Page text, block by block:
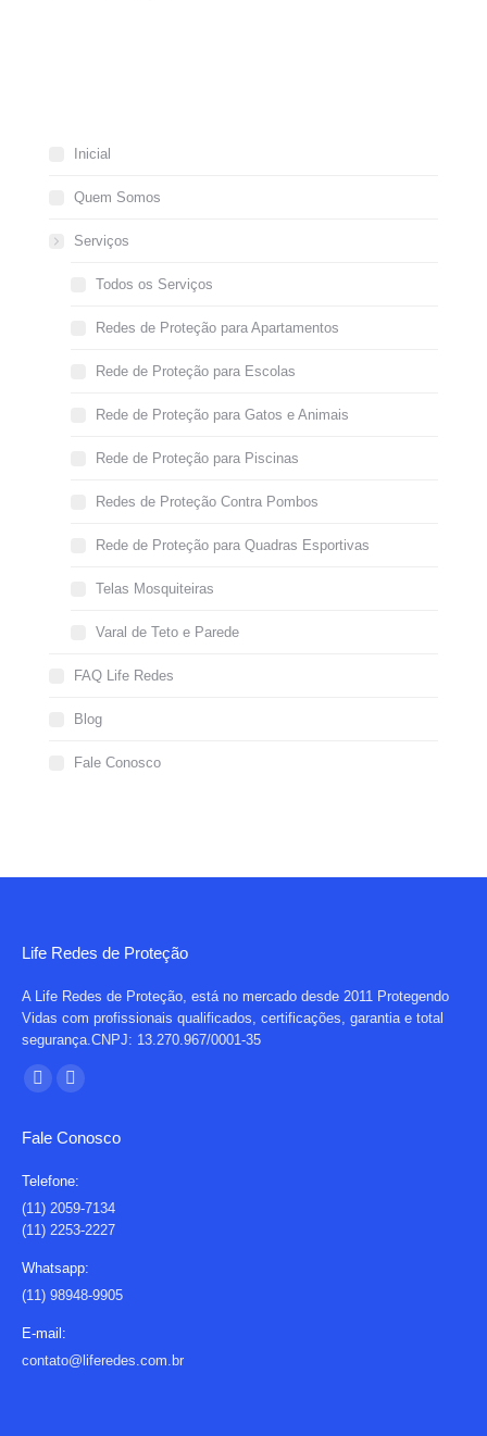
Inicial
Quem Somos
Serviços
Todos os Serviços
Redes de Proteção para Apartamentos
Rede de Proteção para Escolas
Rede de Proteção para Gatos e Animais
Rede de Proteção para Piscinas
Redes de Proteção Contra Pombos
Rede de Proteção para Quadras Esportivas
Telas Mosquiteiras
Varal de Teto e Parede
FAQ Life Redes
Blog
Fale Conosco
Life Redes de Proteção
A Life Redes de Proteção, está no mercado desde 2011 Protegendo
Vidas com profissionais qualificados, certificações, garantia e total
segurança.CNPJ: 13.270.967/0001-35
Encontre-nos em:
Facebook
opens
in
new
window
Instagram
opens
in
new
window
Fale Conosco
Telefone:
(11) 2059-7134
(11) 2253-2227
Whatsapp:
(11) 98948-9905
E-mail:
contato@liferedes.com.br